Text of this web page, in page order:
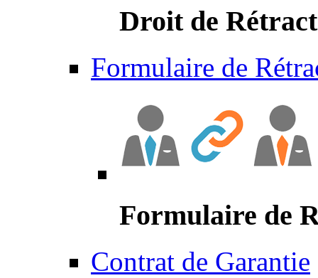
Droit de
Formulaire de
Formulaire de
Contrat de Garantie